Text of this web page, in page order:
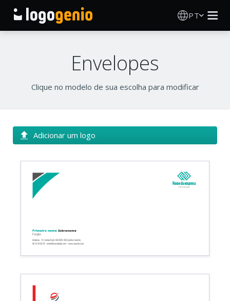
PT
Gerador de logótipos IA
Produtos impressos
Sobre
Blog
Envelopes
Clique no modelo de sua escolha para modificar
Adicionar um logo
06 12 34 56 78 - email@sociedade.com - www.seusite.com
Função
Empresa - R Campo Bola 109 2525-555 Quinta Carocho
Primeiro nomeSobrenome
Nome da empresa
Linha de base